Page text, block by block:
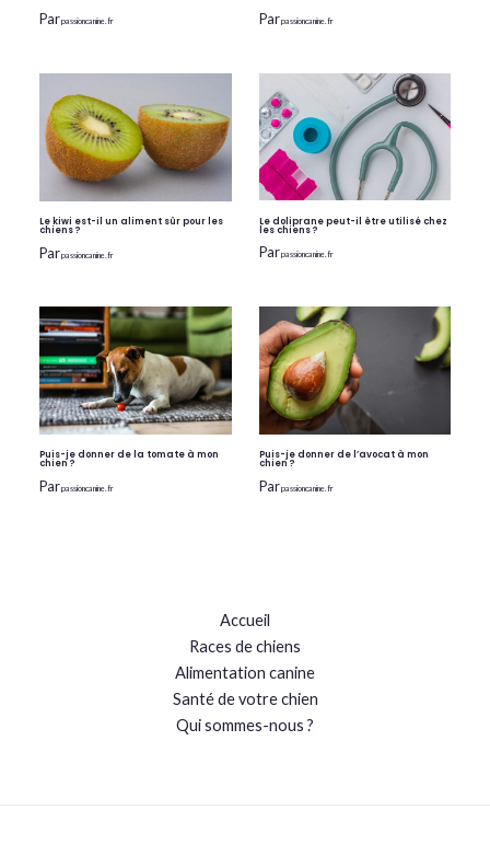
Parpassioncanine.fr Parpassioncanine.fr
Le kiwi est-il un aliment sûr pour les
chiens ?
Parpassioncanine.fr
Le doliprane peut-il être utilisé chez
les chiens ?
Parpassioncanine.fr
Puis-je donner de la tomate à mon
chien ?
Parpassioncanine.fr
Puis-je donner de l’avocat à mon
chien ?
Parpassioncanine.fr
Accueil
Races de chiens
Alimentation canine
Santé de votre chien
Qui sommes-nous ?